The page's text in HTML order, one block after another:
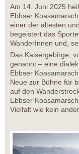
Am 14. Juni 2025
Ebbser
einer der ältesten
begeistert das
WanderInnen und,
Das Kaisergebirge,
genannt – eine
Ebbser
Neue zur Bühne für
auf den
Ebbser
Vielfalt wie kein